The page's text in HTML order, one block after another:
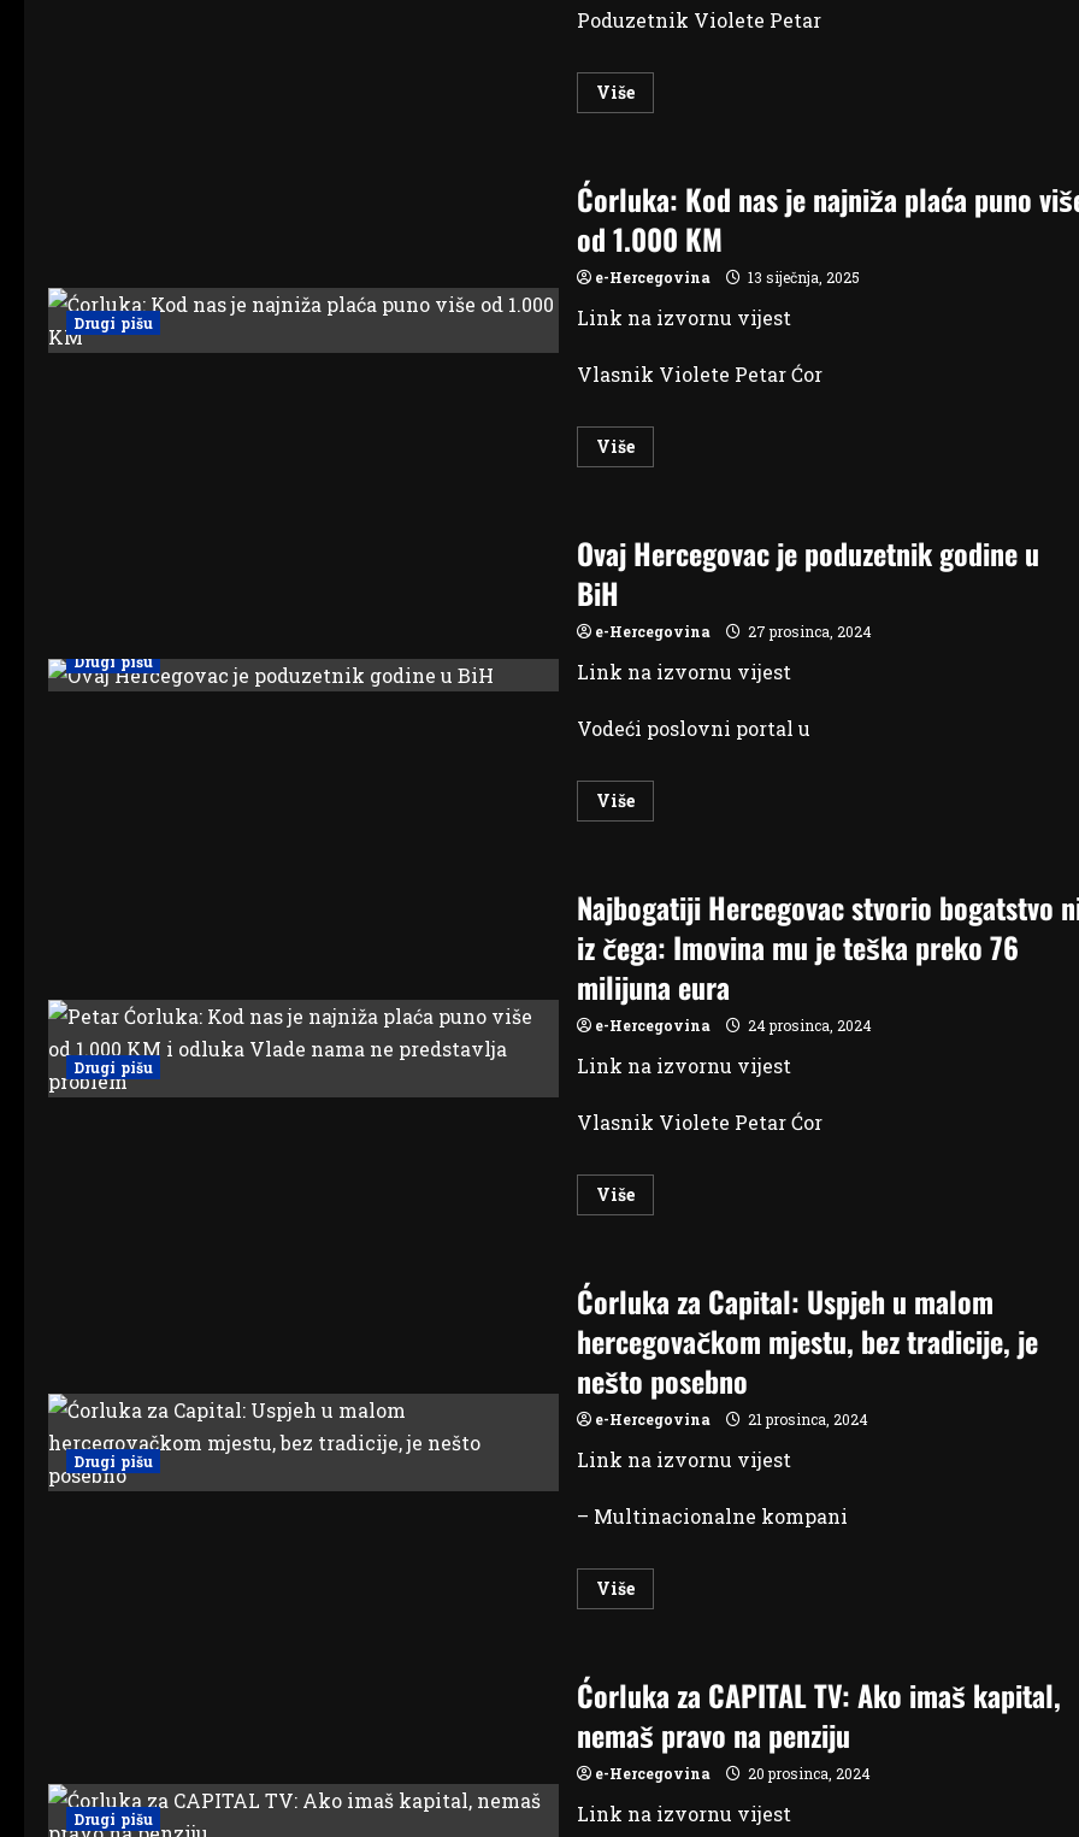
bez
mogućnosti
Poduzetnik Violete Petar
VišeRead
more
nas
je
najniža
plaća
puno
više
1.000
KM
odluka
Vlade
predstavlja
problem
Drugi pišu
Ćorluka: Kod nas je najniža plaća puno
od 1.000 KM
e-Hercegovina 13 siječnja, 2025
Link na izvornu vijest
Vlasnik Violete Petar Ćor
VišeRead
more
je
najniža
od
1.000
KM
Drugi pišu
Ovaj Hercegovac je poduzetnik godine u
BiH
e-Hercegovina 27 prosinca, 2024
Link na izvornu vijest
Vodeći poslovni portal u
VišeRead
more
poduzetnik
godine
BiH
Drugi pišu
Najbogatiji Hercegovac stvorio bogatstvo
iz čega: Imovina mu je teška preko 76
milijuna eura
e-Hercegovina 24 prosinca, 2024
Link na izvornu vijest
Vlasnik Violete Petar Ćor
VišeRead
more
bogatstvo
ni
čega:
Imovina
mu
je
teška
preko
milijuna
Drugi pišu
Ćorluka za Capital: Uspjeh u malom
hercegovačkom mjestu, bez tradicije, je
nešto posebno
e-Hercegovina 21 prosinca, 2024
Link na izvornu vijest
– Multinacionalne kompani
VišeRead
more
Uspjeh
u
malom
hercegovačkom
mjestu,
bez
tradicije,
je
nešto
Drugi pišu
Ćorluka za CAPITAL TV: Ako imaš kapital,
nemaš pravo na penziju
e-Hercegovina 20 prosinca, 2024
Link na izvornu vijest